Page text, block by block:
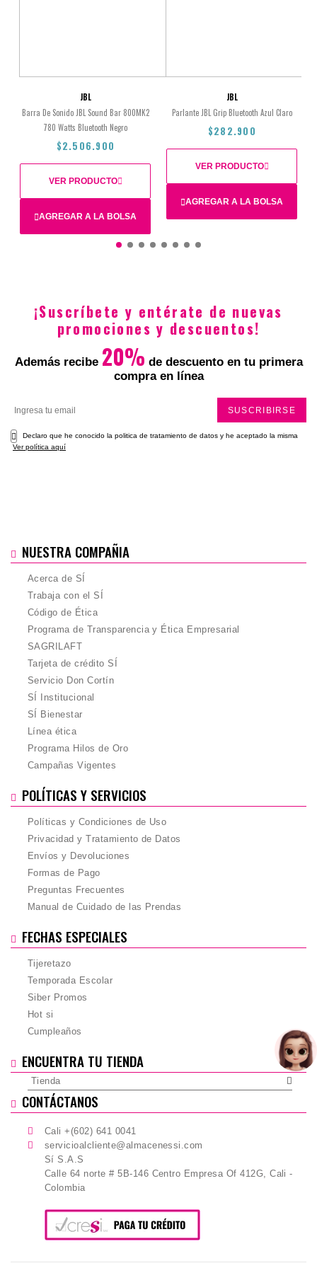
JBL
Barra De Sonido JBL Sound Bar 800MK2
780 Watts Bluetooth Negro
$2.506.900
AGREGAR A LA BOLSA
VER PRODUCTO
JBL
Parlante JBL Grip Bluetooth Azul Claro
$282.900
AGREGAR A LA BOLSA
VER PRODUCTO
¡Suscríbete y entérate de nuevas
promociones y descuentos!
Además recibe 20% de descuento en tu primera
compra en línea
SUSCRIBIRSE
Declaro que he conocido la politica de tratamiento de datos y he aceptado la misma
Ver política aquí
NUESTRA COMPAÑIA
Acerca de SÍ
Trabaja con el SÍ
Código de Ética
Programa de Transparencia y Ética Empresarial
SAGRILAFT
Tarjeta de crédito SÍ
Servicio Don Cortín
SÍ Institucional
SÍ Bienestar
Línea ética
Programa Hilos de Oro
Campañas Vigentes
POLÍTICAS Y SERVICIOS
Políticas y Condiciones de Uso
Privacidad y Tratamiento de Datos
Envíos y Devoluciones
Formas de Pago
Preguntas Frecuentes
Manual de Cuidado de las Prendas
FECHAS ESPECIALES
Tijeretazo
Temporada Escolar
Siber Promos
Hot si
Cumpleaños
ENCUENTRA TU TIENDA
Tienda
CONTÁCTANOS
Cali +(602) 641 0041
servicioalcliente@almacenessi.com
Sí S.A.S
Calle 64 norte # 5B-146 Centro Empresa Of 412G, Cali -
Colombia